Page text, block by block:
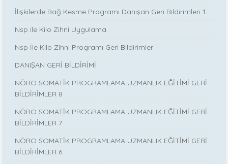
İlişkilerde Bağ Kesme Programı Danışan Geri Bildirimleri 1
Nsp ile Kilo Zihni Uygulama
Nsp İle Kilo Zihni Programı Geri Bildirimler
DANIŞAN GERİ BİLDİRİMİ
NÖRO SOMATİK PROGRAMLAMA UZMANLIK EĞİTİMİ GERİ
BİLDİRİMLER 8
NÖRO SOMATİK PROGRAMLAMA UZMANLIK EĞİTİMİ GERİ
BİLDİRİMLER 7
NÖRO SOMATİK PROGRAMLAMA UZMANLIK EĞİTİMİ GERİ
BİLDİRİMLER 6